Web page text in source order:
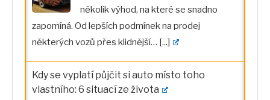
několik výhod, na které se snadno
zapomíná. Od lepších podmínek na prodej
některých vozů přes klidnější… [...]
Kdy se vyplatí půjčit si auto místo toho
vlastního: 6 situací ze života